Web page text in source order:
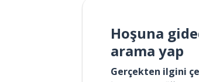
Hoşuna
arama yap
Gerçekten ilgini